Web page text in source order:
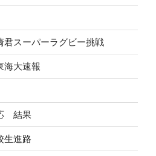
君スーパーラグビー挑戦
大速報
結果
生進路